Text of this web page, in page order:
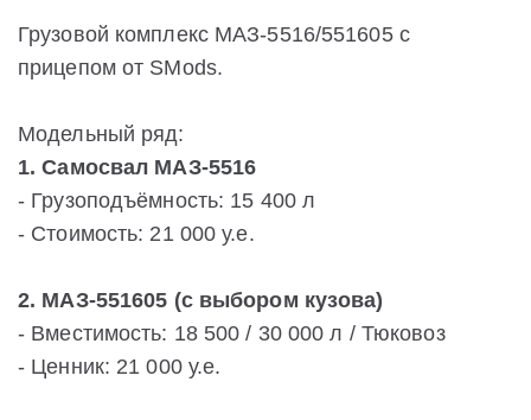
Грузовой комплекс МАЗ-5516/551605 с
прицепом от SMods.
Модельный ряд:
1. Самосвал МАЗ-5516
- Грузоподъёмность: 15 400 л
- Стоимость: 21 000 у.е.
2. МАЗ-551605 (с выбором кузова)
- Вместимость: 18 500 / 30 000 л / Тюковоз
- Ценник: 21 000 у.е.